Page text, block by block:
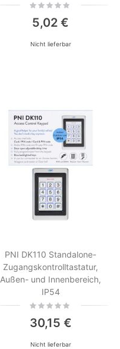
Rating:
5,02 €
Nicht lieferbar
PNI DK110 Standalone-
Zugangskontrolltastatur,
Außen- und Innenbereich,
IP54
Rating:
30,15 €
Nicht lieferbar